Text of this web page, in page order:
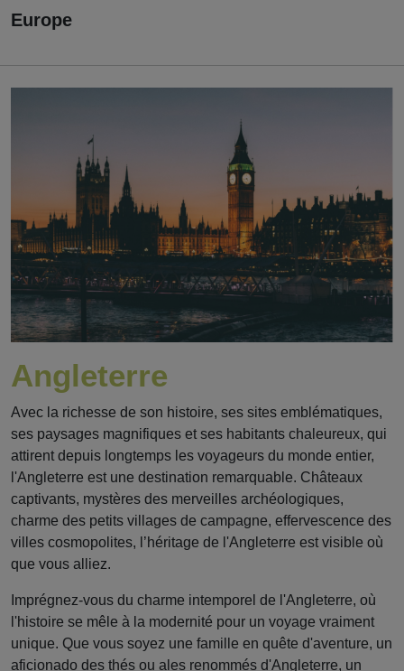
Europe
Angleterre
Avec la richesse de son histoire, ses sites emblématiques,
ses paysages magnifiques et ses habitants chaleureux, qui
attirent depuis longtemps les voyageurs du monde entier,
l'Angleterre est une destination remarquable. Châteaux
captivants, mystères des merveilles archéologiques,
charme des petits villages de campagne, effervescence des
villes cosmopolites, l’héritage de l'Angleterre est visible où
que vous alliez.
Imprégnez-vous du charme intemporel de l'Angleterre, où
l'histoire se mêle à la modernité pour un voyage vraiment
unique. Que vous soyez une famille en quête d'aventure, un
aficionado des thés ou ales renommés d'Angleterre, un